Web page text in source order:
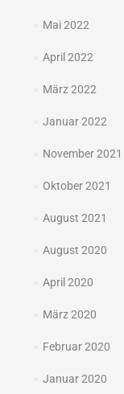
Mai 2022
April 2022
März 2022
Januar 2022
November 2021
Oktober 2021
August 2021
August 2020
April 2020
März 2020
Februar 2020
Januar 2020